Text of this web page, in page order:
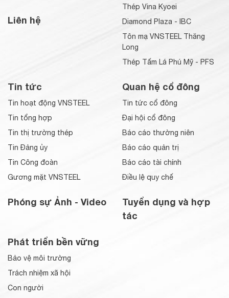
Liên hệ
Thép Vina Kyoei
Diamond Plaza - IBC
Tôn mạ VNSTEEL Thăng
Long
Thép Tấm Lá Phú Mỹ - PFS
Tin tức
Tin hoạt động VNSTEEL
Tin tổng hợp
Tin thị trường thép
Tin Đảng ủy
Tin Công đoàn
Gương mặt VNSTEEL
Phóng sự Ảnh - Video
Quan hệ cổ đông
Tin tức cổ đông
Đại hội cổ đông
Báo cáo thường niên
Báo cáo quản trị
Báo cáo tài chính
Điều lệ quy chế
Tuyển dụng và hợp
tác
Phát triển bền vững
Bảo vệ môi trường
Trách nhiệm xã hội
Con người